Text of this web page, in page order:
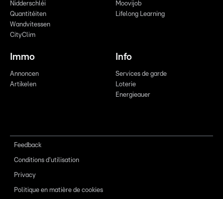
Nidderschléi
Quantitéiten
Wandvitessen
CityClim
Moovijob
Lifelong Learning
Immo
Annoncen
Artikelen
Info
Services de garde
Loterie
Energieauer
Feedback
Conditions d'utilisation
Privacy
Politique en matière de cookies